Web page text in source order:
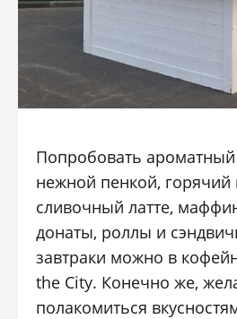
Попробовать ароматный
нежной пенкой, горячий
сливочный латте,
донаты, роллы и
завтраки можно в
the City. Конечно же,
полакомиться